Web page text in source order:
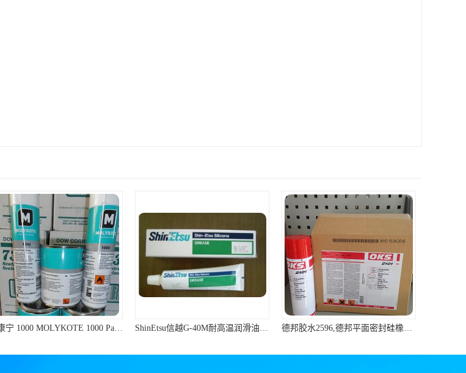
道康宁 1000 MOLYKOTE 1000 Paste 螺纹防卡剂 道康宁防卡剂 ShinEtsu信越G-40M耐高温润滑油硅脂油脂 德邦胶水2596,德邦平面密封硅橡胶85G/管 310ml/支